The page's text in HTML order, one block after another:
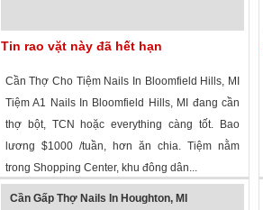
Tin rao vặt này đã hết hạn
Cần Thợ Cho Tiệm Nails In Bloomfield Hills, MI
Tiệm A1 Nails In Bloomfield Hills, MI đang cần
thợ bột, TCN hoặc everything càng tốt. Bao
lương $1000 /tuần, hơn ăn chia. Tiệm nằm
trong Shopping Center, khu đông dân...
Cần Gấp Thợ Nails In Houghton, MI